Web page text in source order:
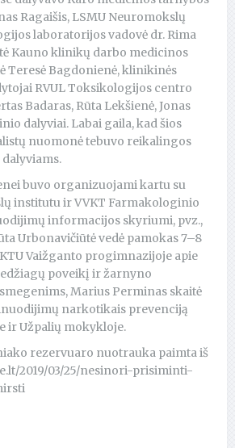
Ragaišis, LSMU Neuromokslų
laboratorijos vadovė dr. Rima
Kauno klinikų darbo medicinos
Teresė Bagdonienė, klinikinės
RVUL Toksikologijos centro
Badaras, Rūta Lekšienė, Jonas
dalyviai. Labai gaila, kad šios
nuomonė tebuvo reikalingos
buvo organizuojami kartu su
institutu ir VVKT Farmakologinio
informacijos skyriumi, pvz.,
Urbonavičiūtė vedė pamokas 7–8
Vaižganto progimnazijoje apie
poveikį ir žarnyno
Marius Perminas skaitė
narkotikais prevenciją
ir Užpalių mokykloje.
rezervuaro nuotrauka paimta iš
2019/03/25/nesinori-prisiminti-